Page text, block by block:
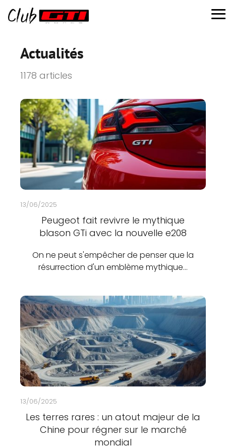
Actualités
1178 articles
13/06/2025
Peugeot fait revivre le mythique
blason GTi avec la nouvelle e208
On ne peut s'empêcher de penser que la
résurrection d'un emblème mythique…
13/06/2025
Les terres rares : un atout majeur de la
Chine pour régner sur le marché
mondial